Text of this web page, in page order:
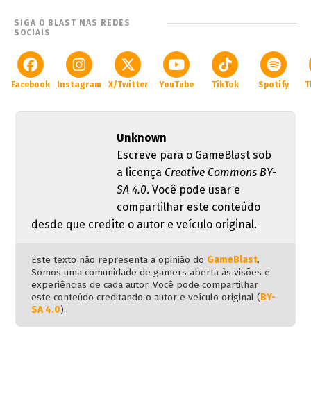
SIGA O BLAST NAS REDES
SOCIAIS
Facebook Instagram X/Twitter YouTube TikTok Spotify
Unknown
Escreve para o GameBlast sob
a licença Creative Commons BY-
SA 4.0. Você pode usar e
compartilhar este conteúdo
desde que credite o autor e veículo original.
Este texto não representa a opinião do GameBlast.
Somos uma comunidade de gamers aberta às visões e
experiências de cada autor. Você pode compartilhar
este conteúdo creditando o autor e veículo original (BY-
SA 4.0).